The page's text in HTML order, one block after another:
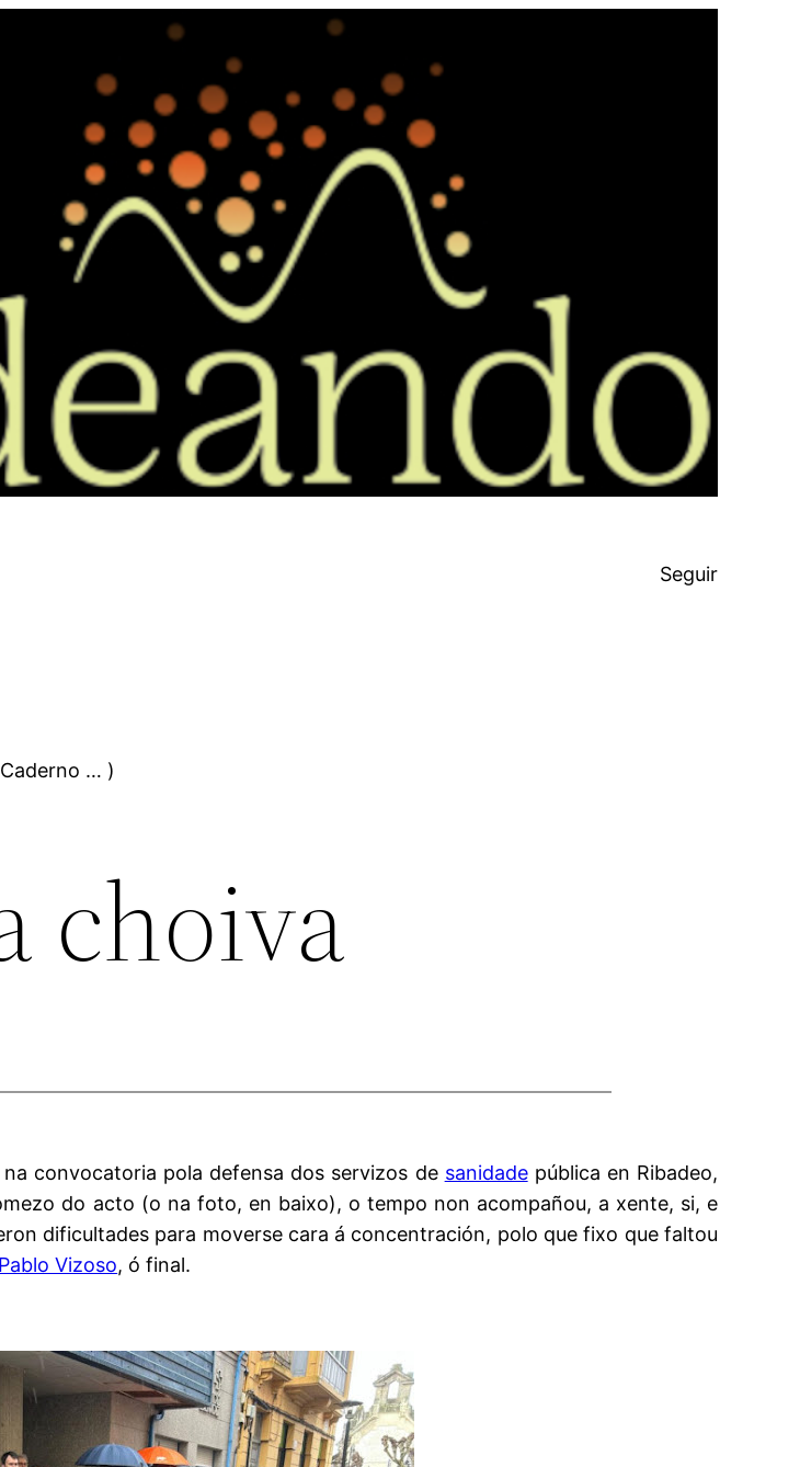
Seguir
… )
choiva
convocatoria pola defensa dos servizos de sanidadepública en Ribadeo,
do acto (o na foto, en baixo), o tempo non acompañou, a xente, si, e
dificultades para moverse cara á concentración, polo que fixo que faltou
Pablo Vizoso, ó final.